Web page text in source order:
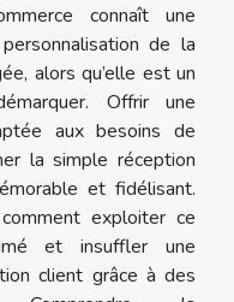
connaît une
de la
alors qu’elle est un
Offrir une
aux besoins de
la simple réception
et fidélisant.
exploiter ce
et insuffler une
client grâce à des